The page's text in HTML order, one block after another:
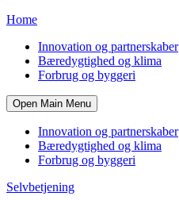
Home
Innovation og partnerskaber
Bæredygtighed og klima
Forbrug og byggeri
Open Main Menu
Innovation og partnerskaber
Bæredygtighed og klima
Forbrug og byggeri
Selvbetjening